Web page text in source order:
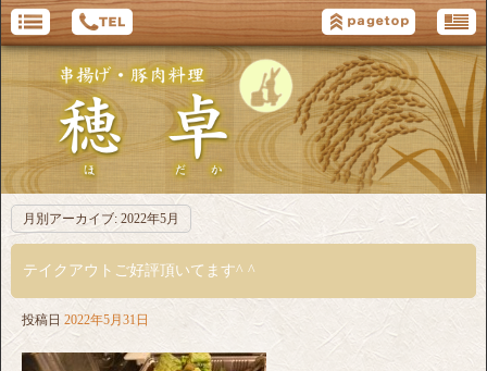
月別アーカイブ: 2022年5月
テイクアウトご好評頂いてます^ ^
投稿日 2022年5月31日